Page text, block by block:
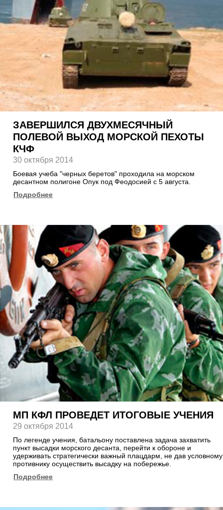
ЗАВЕРШИЛСЯ ДВУХМЕСЯЧНЫЙ
ПОЛЕВОЙ ВЫХОД МОРСКОЙ ПЕХОТЫ
КЧФ
30 октября 2014
Боевая учеба "черных беретов" проходила на морском
десантном полигоне Опук под Феодосией с 5 августа.
Подробнее
МП КФЛ ПРОВЕДЕТ ИТОГОВЫЕ УЧЕНИЯ
29 октября 2014
По легенде учения, батальону поставлена задача захватить
пункт высадки морского десанта, перейти к обороне и
удерживать стратегически важный плацдарм, не дав условному
противнику осуществить высадку на побережье.
Подробнее